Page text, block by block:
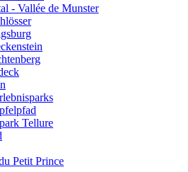
- Vallée de Munster
Tellure
Petit Prince